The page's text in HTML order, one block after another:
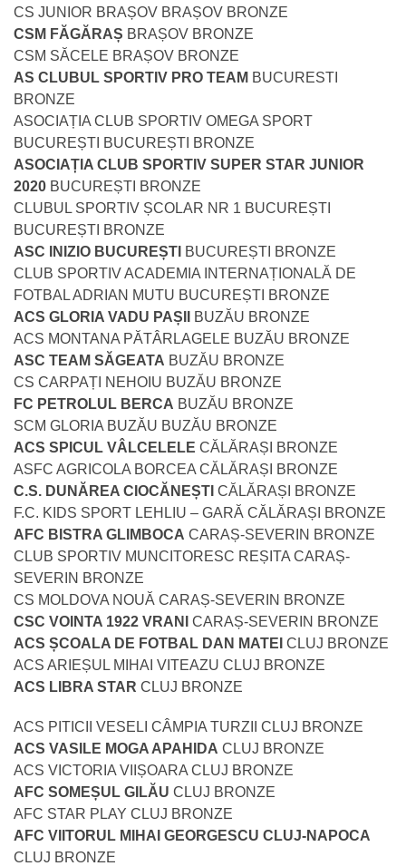
CS JUNIOR BRAȘOV BRAȘOV BRONZE
CSM FĂGĂRAȘ BRAȘOV BRONZE
CSM SĂCELE BRAȘOV BRONZE
AS CLUBUL SPORTIV PRO TEAM BUCURESTI
BRONZE
ASOCIAȚIA CLUB SPORTIV OMEGA SPORT
BUCUREȘTI BUCUREȘTI BRONZE
ASOCIAȚIA CLUB SPORTIV SUPER STAR JUNIOR
2020 BUCUREȘTI BRONZE
CLUBUL SPORTIV ȘCOLAR NR 1 BUCUREȘTI
BUCUREȘTI BRONZE
ASC INIZIO BUCUREȘTI BUCUREȘTI BRONZE
CLUB SPORTIV ACADEMIA INTERNAȚIONALĂ DE
FOTBAL ADRIAN MUTU BUCUREȘTI BRONZE
ACS GLORIA VADU PAȘII
BUZĂU BRONZE
ACS MONTANA PĂTÂRLAGELE BUZĂU BRONZE
ASC TEAM SĂGEATA BUZĂU BRONZE
CS CARPAȚI NEHOIU BUZĂU BRONZE
FC PETROLUL BERCA BUZĂU BRONZE
SCM GLORIA BUZĂU BUZĂU BRONZE
ACS SPICUL VÂLCELELE CĂLĂRAȘI BRONZE
ASFC AGRICOLA BORCEA CĂLĂRAȘI BRONZE
C.S. DUNĂREA CIOCĂNEȘTI CĂLĂRAȘI BRONZE
F.C. KIDS SPORT LEHLIU – GARĂ CĂLĂRAȘI BRONZE
AFC BISTRA GLIMBOCA CARAȘ-SEVERIN BRONZE
CLUB SPORTIV MUNCITORESC REȘITA CARAȘ-
SEVERIN BRONZE
CS MOLDOVA NOUĂ CARAȘ-SEVERIN BRONZE
CSC VOINTA 1922 VRANI
CARAȘ-SEVERIN BRONZE
ACS ȘCOALA DE FOTBAL DAN MATEI CLUJ BRONZE
ACS ARIEȘUL MIHAI VITEAZU CLUJ BRONZE
ACS LIBRA STAR CLUJ BRONZE
ACS PITICII VESELI CÂMPIA TURZII CLUJ BRONZE
ACS VASILE MOGA APAHIDA CLUJ BRONZE
ACS VICTORIA VIIȘOARA CLUJ BRONZE
AFC SOMEȘUL GILĂU CLUJ BRONZE
AFC STAR PLAY CLUJ BRONZE
AFC VIITORUL MIHAI GEORGESCU CLUJ-NAPOCA
CLUJ BRONZE